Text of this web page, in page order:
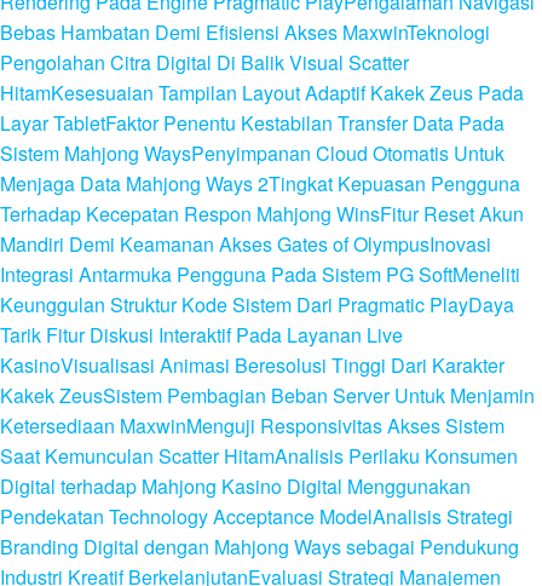
Bebas Hambatan Demi Efisiensi Akses MaxwinTeknologi
Pengolahan Citra Digital Di Balik Visual Scatter
HitamKesesuaian Tampilan Layout Adaptif Kakek Zeus Pada
Layar TabletFaktor Penentu Kestabilan Transfer Data Pada
Sistem Mahjong WaysPenyimpanan Cloud Otomatis Untuk
Menjaga Data Mahjong Ways 2Tingkat Kepuasan Pengguna
Terhadap Kecepatan Respon Mahjong WinsFitur Reset Akun
Mandiri Demi Keamanan Akses Gates of OlympusInovasi
Integrasi Antarmuka Pengguna Pada Sistem PG SoftMeneliti
Keunggulan Struktur Kode Sistem Dari Pragmatic PlayDaya
Tarik Fitur Diskusi Interaktif Pada Layanan Live
KasinoVisualisasi Animasi Beresolusi Tinggi Dari Karakter
Kakek ZeusSistem Pembagian Beban Server Untuk Menjamin
Ketersediaan MaxwinMenguji Responsivitas Akses Sistem
Saat Kemunculan Scatter HitamAnalisis Perilaku Konsumen
Digital terhadap Mahjong Kasino Digital Menggunakan
Pendekatan Technology Acceptance ModelAnalisis Strategi
Branding Digital dengan Mahjong Ways sebagai Pendukung
Industri Kreatif BerkelanjutanEvaluasi Strategi Manajemen